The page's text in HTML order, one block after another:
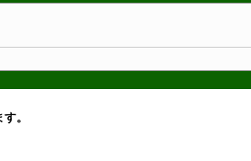
。